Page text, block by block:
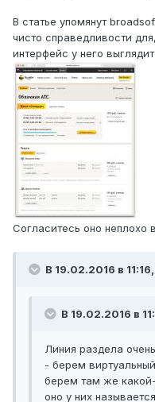
В статье упомянут
чисто справедливости
интерфейс у него выглядит
Согласитесь оно неплохо
В 19.02.2016 в
В 19.02.2016 в
Линия раздела
- берем
берем там же
оно у них